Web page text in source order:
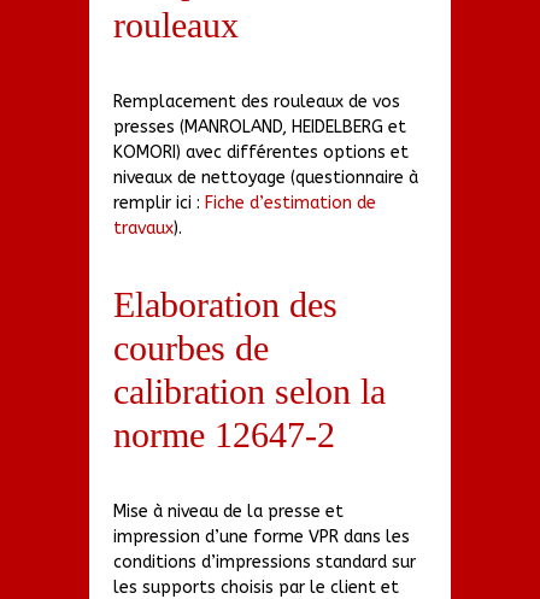
rouleaux
Remplacement des rouleaux de vos
presses (MANROLAND, HEIDELBERG et
KOMORI) avec différentes options et
niveaux de nettoyage (questionnaire à
remplir ici : Fiche d’estimation de
travaux).
Elaboration des
courbes de
calibration selon la
norme 12647-2
Mise à niveau de la presse et
impression d’une forme VPR dans les
conditions d’impressions standard sur
les supports choisis par le client et